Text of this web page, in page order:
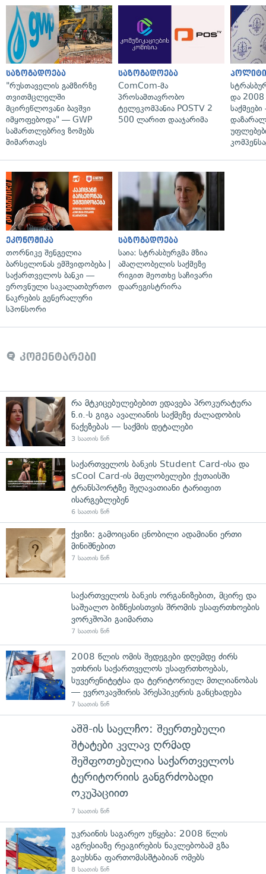
საზოგადოება
"რუსთაველის გამზირზე
თვითმცლელში
მცირეწლოვანი ბავშვი
იმყოფებოდა" — GWP
სამართლებრივ ზომებს
მიმართავს
საზოგადოება
ComCom-მა
პროსამთავრობო
ტელეკომპანია POSTV 2
500 ლარით დააჯარიმა
და 2008
ეკონომიკა
თორნიკე შენგელია
ბარსელონას ემშვიდობება |
საქართველოს ბანკი —
ეროვნული საკალათბურთო
ნაკრების გენერალური
სპონსორი
საზოგადოება
საია: სტრასბურგმა მზია
ამაღლობელის საქმეზე
რიგით მეოთხე საჩივარი
დაარეგისტრირა
კომენტარები
რა მტკიცებულებებით ედავება პროკურატურა
ნ.ი.-ს გიგა ავალიანის საქმეზე ძალადობის
წაქეზებას — საქმის დეტალები
3 საათის წინ
საქართველოს ბანკის Student Card-ისა და
sCool Card-ის მფლობელები ქუთაისში
ტრანსპორტზე შეღავათიანი ტარიფით
ისარგებლებენ
6 საათის წინ
ქვიზი: გამოიცანი ცნობილი ადამიანი ერთი
მინიშნებით
7 საათის წინ
საქართველოს ბანკის ორგანიზებით, მცირე და
საშუალო ბიზნესისთვის შრომის უსაფრთხოების
ვორკშოპი გაიმართა
7 საათის წინ
2008 წლის ომის შედეგები დღემდე ძირს
უთხრის საქართველოს უსაფრთხოებას,
სუვერენიტეტსა და ტერიტორიულ მთლიანობას
— ევროკავშირის პრესპიკერის განცხადება
7 საათის წინ
აშშ-ის საელჩო: შეერთებული
შტატები კვლავ ღრმად
შეშფოთებულია საქართველოს
ტერიტორიის განგრძობადი
ოკუპაციით
7 საათის წინ
უკრაინის საგარეო უწყება: 2008 წლის
აგრესიაზე რეაგირების ნაკლებობამ გზა
გაუხსნა ფართომასშტაბიან ომებს
8 საათის წინ